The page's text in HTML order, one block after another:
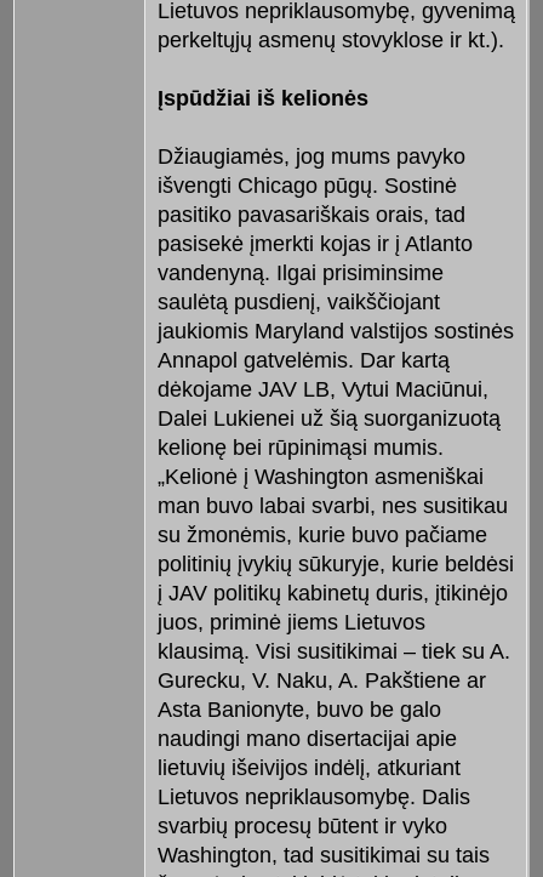
Lietuvos nepriklausomybę, gyvenimą
perkeltųjų asmenų stovyklose ir kt.).
Įspūdžiai iš kelionės
Džiaugiamės, jog mums pavyko
išvengti Chicago pūgų. Sostinė
pasitiko pavasariškais orais, tad
pasisekė įmerkti kojas ir į Atlanto
vandenyną. Ilgai prisiminsime
saulėtą pusdienį, vaikščiojant
jaukiomis Maryland valstijos sostinės
Annapol gatvelėmis. Dar kartą
dėkojame JAV LB, Vytui Maciūnui,
Dalei Lukienei už šią suorganizuotą
kelionę bei rūpinimąsi mumis.
„Kelionė į Washington asmeniškai
man buvo labai svarbi, nes susitikau
su žmonėmis, kurie buvo pačiame
politinių įvykių sūkuryje, kurie beldėsi
į JAV politikų kabinetų duris, įtikinėjo
juos, priminė jiems Lietuvos
klausimą. Visi susitikimai – tiek su A.
Gurecku, V. Naku, A. Pakštiene ar
Asta Banionyte, buvo be galo
naudingi mano disertacijai apie
lietuvių išeivijos indėlį, atkuriant
Lietuvos nepriklausomybę. Dalis
svarbių procesų būtent ir vyko
Washington, tad susitikimai su tais